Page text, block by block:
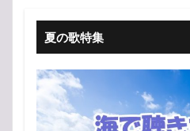
夏の歌特集